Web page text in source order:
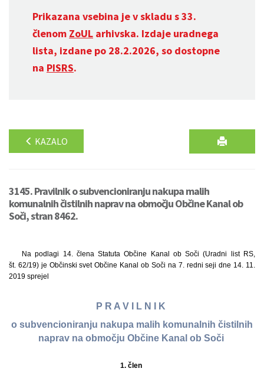
Prikazana vsebina je v skladu s 33.
členom ZoUL arhivska. Izdaje uradnega
lista, izdane po 28.2.2026, so dostopne
na PISRS.
KAZALO
3145. Pravilnik o subvencioniranju nakupa malih
komunalnih čistilnih naprav na območju Občine Kanal ob
Soči, stran 8462.
Na podlagi 14. člena Statuta Občine Kanal ob Soči (Uradni list RS,
št. 62/19) je Občinski svet Občine Kanal ob Soči na 7. redni seji dne 14. 11.
2019 sprejel
P R A V I L N I K
o subvencioniranju nakupa malih komunalnih čistilnih
naprav na območju Občine Kanal ob Soči
1. člen